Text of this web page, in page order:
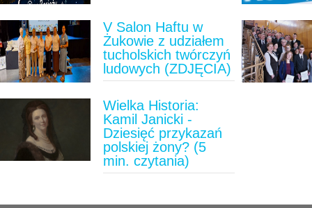
V Salon Haftu w
Żukowie z udziałem
tucholskich twórczyń
ludowych (ZDJĘCIA)
Wielka Historia:
Kamil Janicki -
Dziesięć przykazań
polskiej żony? (5
min. czytania)